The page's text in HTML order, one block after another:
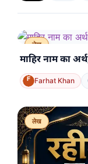
लेख
माहिर नाम का
Farhat Khan
लेख